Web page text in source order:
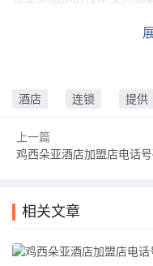
品牌管理规范，实施统一
训和指导，确保加盟店正
加盟亚朵连锁酒店需要缴
档次。亚朵总部也会根据
酒店 连锁 提供
上一篇
鸡西朵亚酒店加盟店电话
相关文章